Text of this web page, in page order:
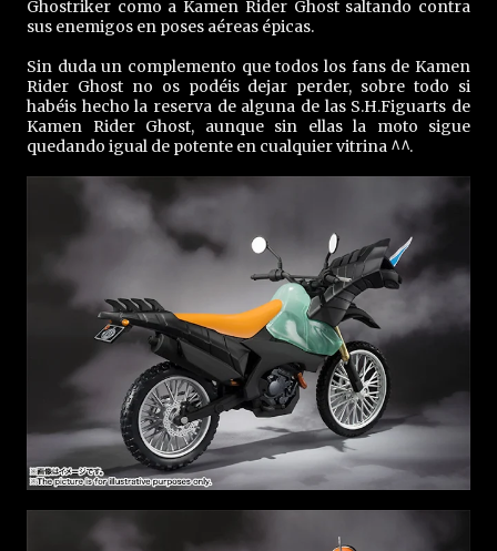
Ghostriker como a Kamen Rider Ghost saltando contra
sus enemigos en poses aéreas épicas.
Sin duda un complemento que todos los fans de Kamen
Rider Ghost no os podéis dejar perder, sobre todo si
habéis hecho la reserva de alguna de las S.H.Figuarts de
Kamen Rider Ghost, aunque sin ellas la moto sigue
quedando igual de potente en cualquier vitrina ^^.